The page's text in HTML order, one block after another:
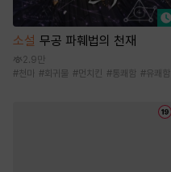
소설 무공 파훼법의 천재
2.9만
#천마 #회귀물 #먼치킨 #통쾌함 #유쾌함